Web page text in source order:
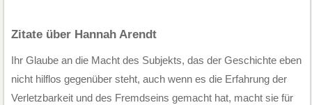
Zitate über Hannah Arendt
Ihr Glaube an die Macht des Subjekts, das der Geschichte eben
nicht hilflos gegenüber steht, auch wenn es die Erfahrung der
Verletzbarkeit und des Fremdseins gemacht hat, macht sie für